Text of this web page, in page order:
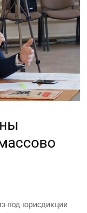
под юрисдикции